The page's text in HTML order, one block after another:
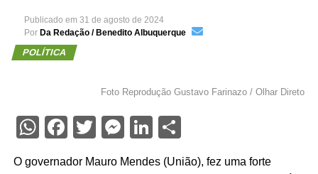
Publicado em 31 de agosto de 2024
Por Da Redação / Benedito Albuquerque
POLÍTICA
Foto Reprodução Gustavo Farinazo / Olhar Direto
WhatsApp
Facebook
Twitter
Messenger
LinkedIn
Share
O governador Mauro Mendes (União), fez uma forte